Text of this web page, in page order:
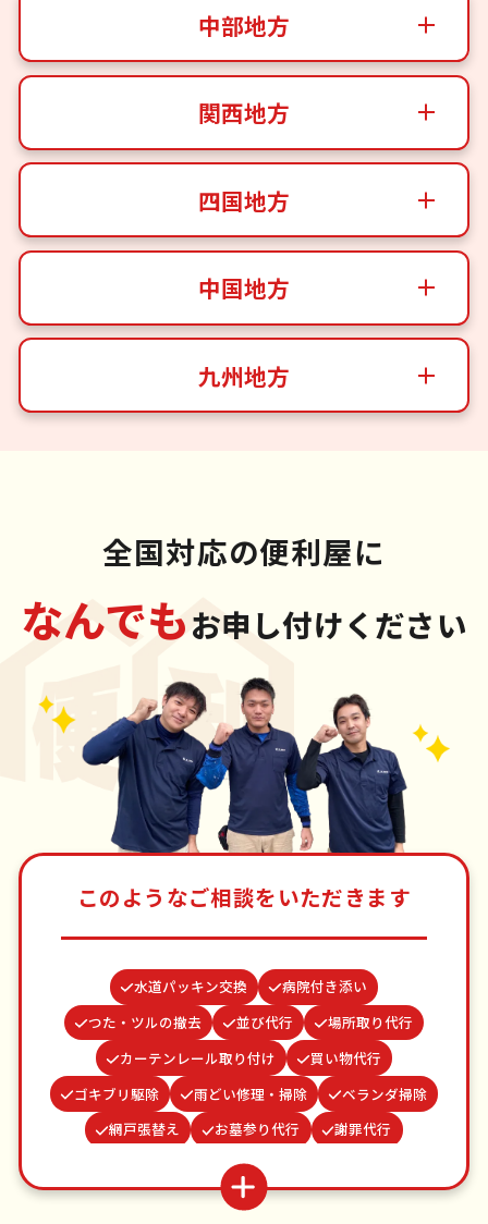
中部地方
関西地方
四国地方
中国地方
九州地方
全国対応の便利屋に
なんでもお申し付けください
このようなご相談をいただきます
水道パッキン交換
病院付き添い
つた・ツルの撤去
並び代行
場所取り代行
カーテンレール取り付け
買い物代行
ゴキブリ駆除
雨どい修理・掃除
ベランダ掃除
網戸張替え
お墓参り代行
謝罪代行
物置解体
遺品整理・生前整理
クモの駆除
お庭の水やり